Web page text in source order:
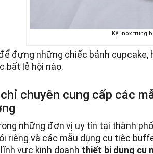
Kệ inox trưng
đựng những chiếc bánh
bất lễ hội nào.
chuyên cung cấp các
những đơn vị uy tín tại thành
riêng và các mẫu dụng cụ tiệc
vực kinh doanh thiết bị dụng cụ